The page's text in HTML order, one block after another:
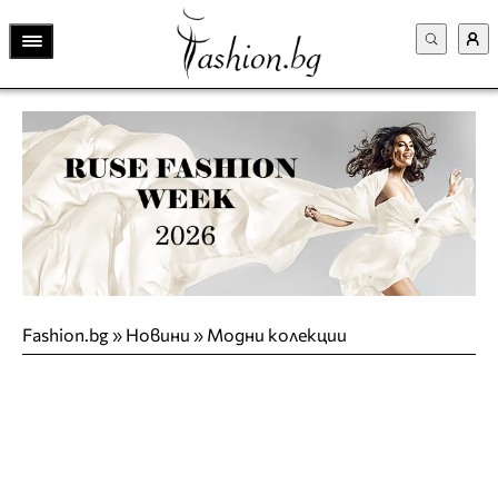
Fashion.bg» Новини » Модни колекции